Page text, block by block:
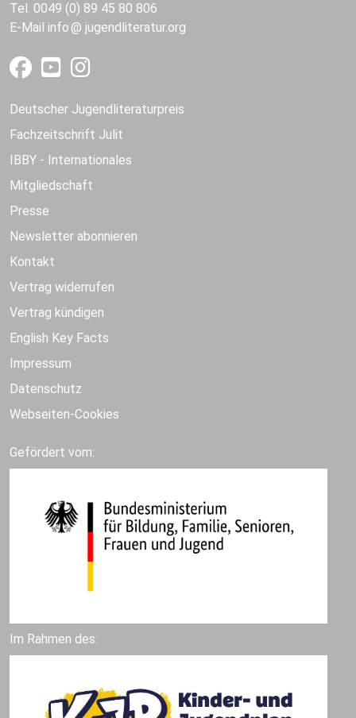
Tel. 0049 (0) 89 45 80 806
E-Mail info jugendliteratur.org
Deutscher Jugendliteraturpreis
Fachzeitschrift Julit
IBBY - Internationales
Mitgliedschaft
Presse
Newsletter abonnieren
Kontakt
Vertrag widerrufen
Vertrag kündigen
English Key Facts
Impressum
Datenschutz
Webseiten-Cookies
Gefördert vom:
Im Rahmen des: